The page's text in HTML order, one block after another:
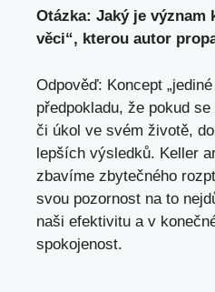
Otázka: Jaký je význam
věci“, kterou autor
Odpověď: Koncept
předpokladu, že pokud
či úkol ve svém životě,
lepších výsledků. Keller
zbavíme zbytečného
svou pozornost na to
naši efektivitu a v
spokojenost.